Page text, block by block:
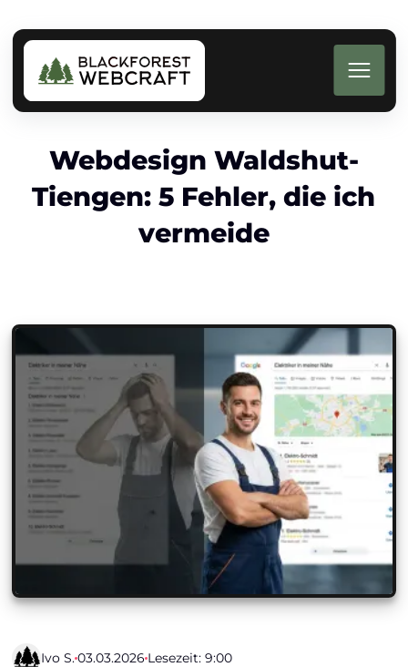
Webdesign Waldshut-
Tiengen: 5 Fehler, die ich
vermeide
Ivo S.03.03.2026Lesezeit: 9:00